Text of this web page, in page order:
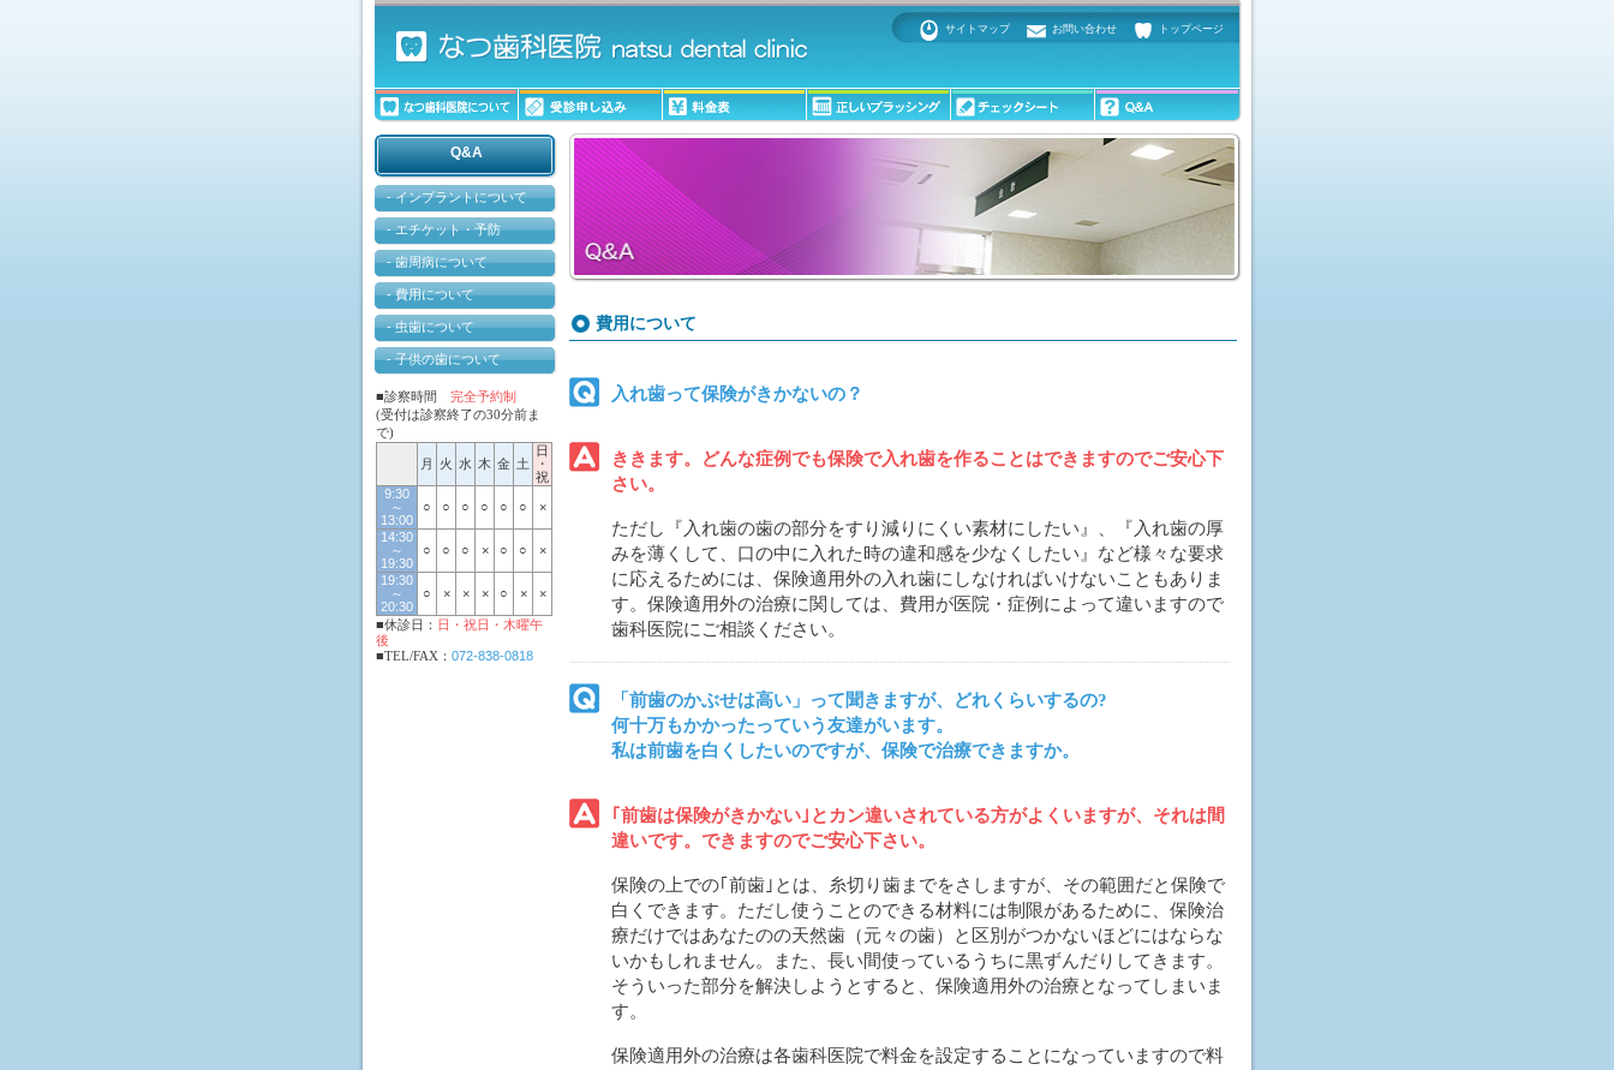
トップページ
お問い合わせ
サイトマップ
費用について
入れ歯って保険がきかないの？
ききます。どんな症例でも保険で入れ歯を作ることはできますのでご安心下
さい。
ただし『入れ歯の歯の部分をすり減りにくい素材にしたい』、『入れ歯の厚
みを薄くして、口の中に入れた時の違和感を少なくしたい』など様々な要求
に応えるためには、保険適用外の入れ歯にしなければいけないこともありま
す。保険適用外の治療に関しては、費用が医院・症例によって違いますので
歯科医院にご相談ください。
「前歯のかぶせは高い」って聞きますが、どれくらいするの?
何十万もかかったっていう友達がいます。
私は前歯を白くしたいのですが、保険で治療できますか。
｢前歯は保険がきかない｣とカン違いされている方がよくいますが、それは間
違いです。できますのでご安心下さい。
保険の上での｢前歯｣とは、糸切り歯までをさしますが、その範囲だと保険で
白くできます。ただし使うことのできる材料には制限があるために、保険治
療だけではあなたのの天然歯（元々の歯）と区別がつかないほどにはならな
いかもしれません。また、長い間使っているうちに黒ずんだりしてきます。
そういった部分を解決しようとすると、保険適用外の治療となってしまいま
す。
保険適用外の治療は各歯科医院で料金を設定することになっていますので料
Q&A
- インプラントについて
- エチケット・予防
- 歯周病について
- 費用について
- 虫歯について
- 子供の歯について
■診察時間 完全予約制
(受付は診察終了の30分前ま
で)
月 火 水 木 金 土
日
・
祝
9:30
～
13:00
○ ○ ○ ○ ○ ○ ×
14:30
～
19:30
○ ○ ○ × ○ ○ ×
19:30
～
20:30
○ × × × ○ × ×
■休診日： 日・祝日・木曜午
後
■TEL/FAX： 072-838-0818